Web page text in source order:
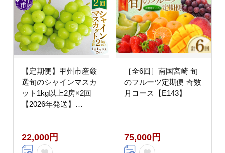
【定期便】甲州市産厳
選旬のシャインマスカ
ット1kg以上2房×2回
【2026年発送】
22,000円
［全6回］南国宮崎 旬
のフルーツ定期便 奇数
月コース【E143】
75,000円